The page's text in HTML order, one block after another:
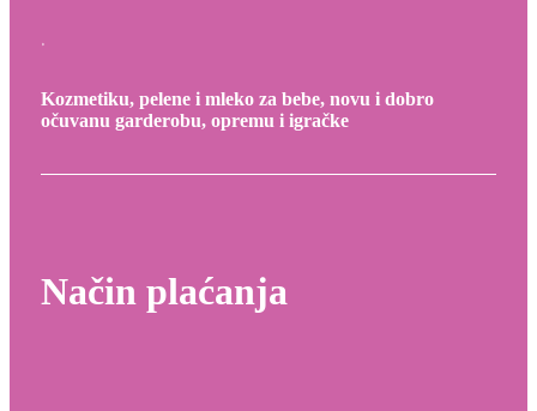
Kozmetiku, pelene i mleko za bebe, novu i dobro
očuvanu garderobu, opremu i igračke
Način plaćanja